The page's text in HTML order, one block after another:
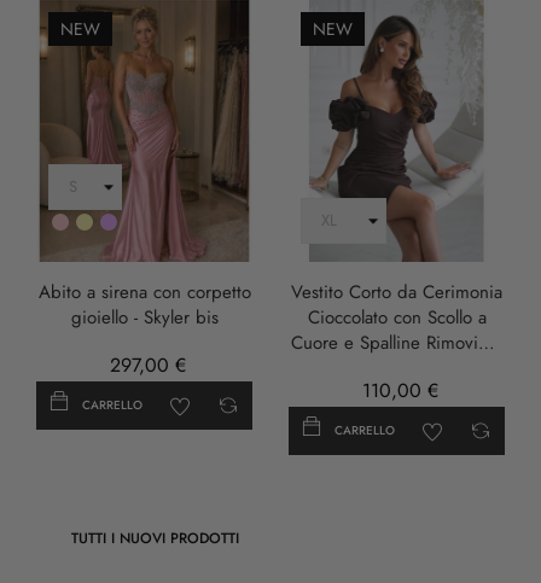
NEW
RosaOroLILLA
Abito a sirena con corpetto
gioiello - Skyler bis
297,00 €
CARRELLO
NEW
Vestito Corto da Cerimonia
Cioccolato con Scollo a
Cuore e Spalline Rimovibili
110,00 €
CARRELLO
TUTTI I NUOVI PRODOTTI